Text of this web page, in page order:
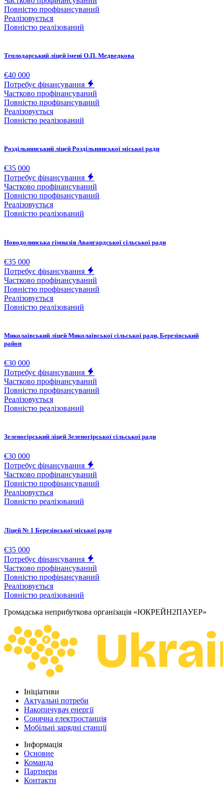
Повністю профінансуваний
Реалізовується
Повністю реалізований
Теплодарський ліцей імені О.П. Медведкова
€40 000
Потребує фінансування
Частково профінансуваний
Повністю профінансуваний
Реалізовується
Повністю реалізований
Роздільнянський ліцей Роздільнянської міської ради
€35 000
Потребує фінансування
Частково профінансуваний
Повністю профінансуваний
Реалізовується
Повністю реалізований
Новодолинська гімназія Авангардської сільської ради
€35 000
Потребує фінансування
Частково профінансуваний
Повністю профінансуваний
Реалізовується
Повністю реалізований
Миколаївський ліцей Миколаївської сільської ради, Березівський
район
€30 000
Потребує фінансування
Частково профінансуваний
Повністю профінансуваний
Реалізовується
Повністю реалізований
Зеленогірський ліцей Зеленогірської сільської ради
€30 000
Потребує фінансування
Частково профінансуваний
Повністю профінансуваний
Реалізовується
Повністю реалізований
Ліцей № 1 Березівської міської ради
€35 000
Потребує фінансування
Частково профінансуваний
Повністю профінансуваний
Реалізовується
Повністю реалізований
Громадська неприбуткова організація «ЮКРЕЙН2ПАУЕР»
Ініціативи
Актуальні потреби
Накопичувач енергії
Сонячна електростанція
Мобільні зарядні станції
Інформація
Основне
Команда
Партнери
Контакти